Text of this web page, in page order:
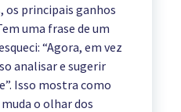
principais ganhos
uma frase de um
“Agora, em vez
analisar e sugerir
Isso mostra como
o olhar dos